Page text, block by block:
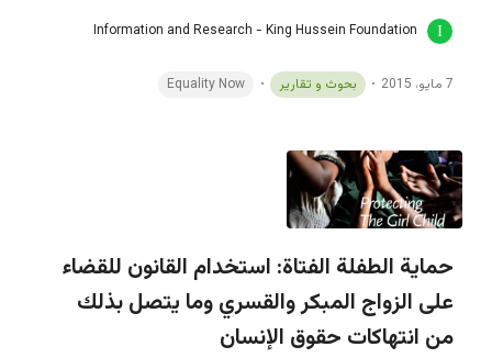
Information and Research - King Hussein Foundation
7 مايو، 2015 بحوث و تقارير Equality Now
حماية الطفلة الفتاة: استخدام القانون للقضاء
على الزواج المبكر والقسري وما يتصل بذلك
من انتهاكات حقوق الإنسان